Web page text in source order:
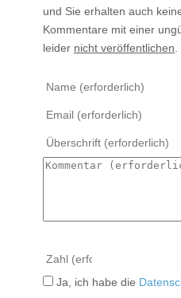
und Sie erhalten auch
Kommentare mit einer
leider nicht veröffentlichen
Ja, ich habe die